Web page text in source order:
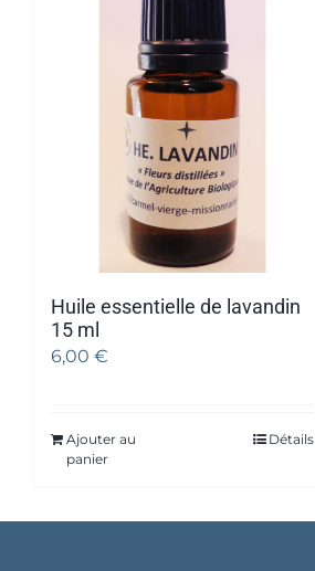
Huile essentielle de lavandin
15 ml
6,00 €
Ajouter au
panier
Détails